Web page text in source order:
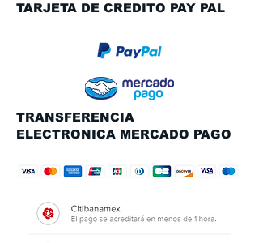
TARJETA DE CREDITO PAY PAL
TRANSFERENCIA
ELECTRONICA MERCADO PAGO